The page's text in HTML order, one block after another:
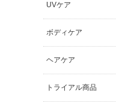
UVケア
ボディケア
ヘアケア
トライアル商品